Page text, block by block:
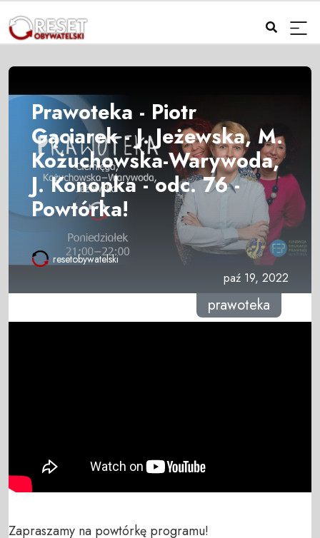
Prawoteka - Piotr
Gąciarek - J. Jeżewska, M.
Kożuchowska-Warywoda,
J. Konopka - odc. 76 -
Powtórka!
resetobywatelski
paź 19, 2022
prawoteka
Zapraszamy na powtórkę programu!